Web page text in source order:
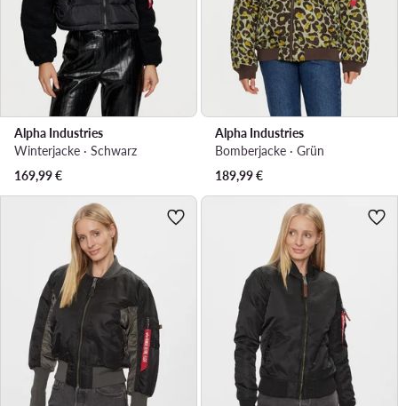
Alpha Industries
Winterjacke · Schwarz
169,99€
Alpha Industries
Bomberjacke · Grün
189,99€